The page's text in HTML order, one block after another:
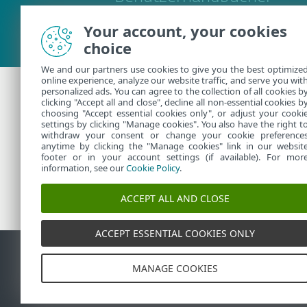
Zusätzliche
ESET-Support kontaktieren
Kontakt
©1992-2026
ESET, spol. s
spol. s r.o. oder ESET North
Rechteinhaber.
Your account, your cookies
choice
We and our partners use cookies to give you the best optimized
online experience, analyze our website traffic, and serve you with
personalized ads. You can agree to the collection of all cookies
clicking "Accept all and close", decline all non-essential cookies
choosing "Accept essential cookies only", or adjust your
settings by clicking "Manage cookies". You also have the right to
withdraw your consent or change your cookie
anytime by clicking the "Manage cookies" link in our
footer or in your account settings (if available). For
information, see ourCookie Policy.
ACCEPT ALL AND CLOSE
ACCEPT ESSENTIAL COOKIES ONLY
MANAGE COOKIES